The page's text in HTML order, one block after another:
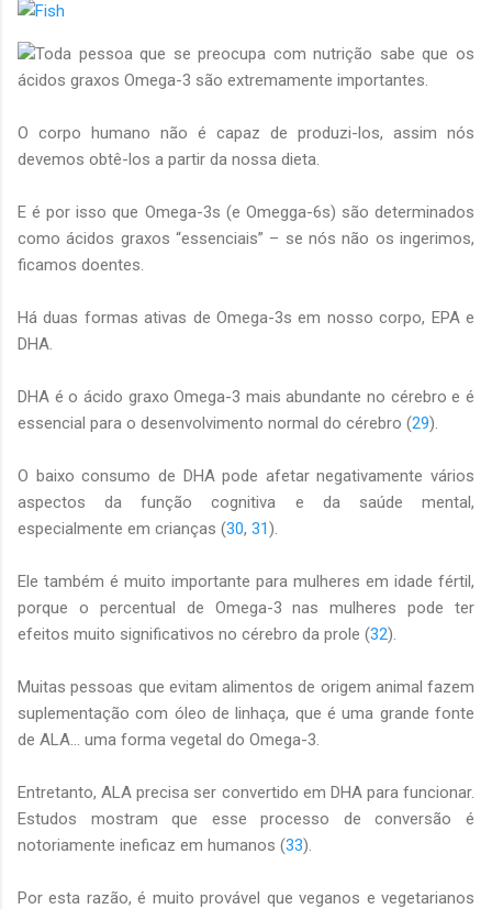
Toda pessoa que se preocupa com nutrição sabe que os
ácidos graxos Omega-3 são extremamente importantes.
O corpo humano não é capaz de produzi-los, assim nós
devemos obtê-los a partir da nossa dieta.
E é por isso que Omega-3s (e Omegga-6s) são determinados
como ácidos graxos “essenciais” – se nós não os ingerimos,
ficamos doentes.
Há duas formas ativas de Omega-3s em nosso corpo, EPA e
DHA.
DHA é o ácido graxo Omega-3 mais abundante no cérebro e é
essencial para o desenvolvimento normal do cérebro (29).
O baixo consumo de DHA pode afetar negativamente vários
aspectos da função cognitiva e da saúde mental,
especialmente em crianças (30, 31).
Ele também é muito importante para mulheres em idade fértil,
porque o percentual de Omega-3 nas mulheres pode ter
efeitos muito significativos no cérebro da prole (32).
Muitas pessoas que evitam alimentos de origem animal fazem
suplementação com óleo de linhaça, que é uma grande fonte
de ALA... uma forma vegetal do Omega-3.
Entretanto, ALA precisa ser convertido em DHA para funcionar.
Estudos mostram que esse processo de conversão é
notoriamente ineficaz em humanos (33).
Por esta razão, é muito provável que veganos e vegetarianos